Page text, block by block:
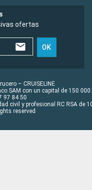
ofertas
OK
– CRUISELINE
SAM con un capital de 150 000
97 84 50
civil y profesional RC RSA de
reserved